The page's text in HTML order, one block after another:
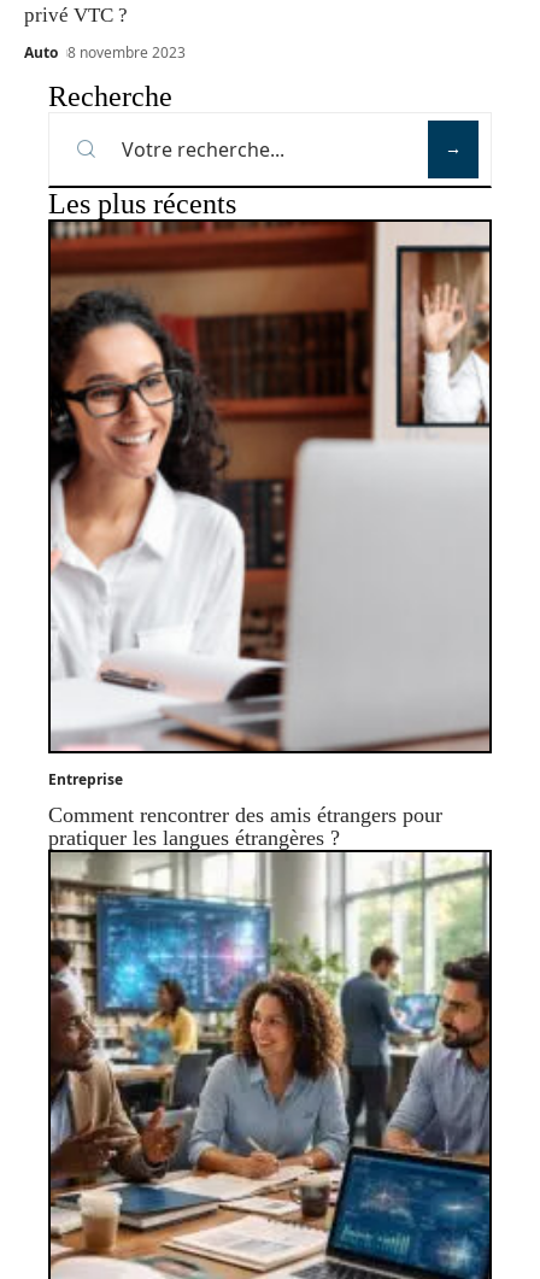
privé VTC ?
Auto 8 novembre 2023
Recherche
Les plus récents
Entreprise
Comment rencontrer des amis étrangers pour
pratiquer les langues étrangères ?